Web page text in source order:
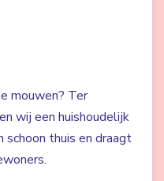
mouwen? Ter
wij een huishoudelijk
schoon thuis en draagt